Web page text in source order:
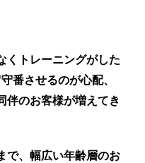
くトレーニングがした
番させるのが心配、
伴のお客様が増えてき
で、幅広い年齢層のお